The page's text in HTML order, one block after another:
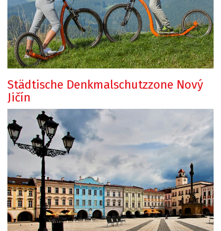
Städtische Denkmalschutzzone Nový
Jičín